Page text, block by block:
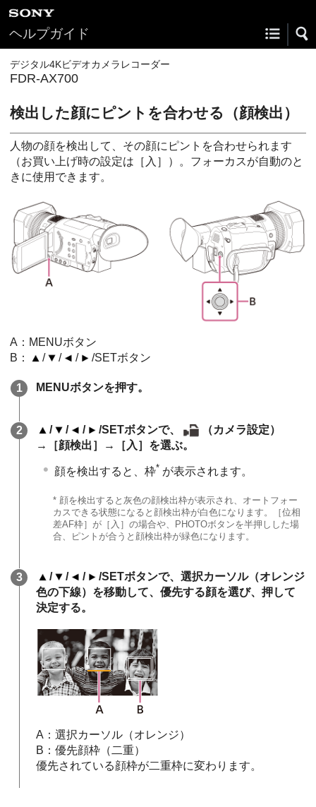
ヘルプガイド
デジタル4Kビデオカメラレコーダー
FDR-AX700
検出した顔にピントを合わせる（顔検出）
人物の顔を検出して、その顔にピントを合わせられます
（お買い上げ時の設定は［入］）。フォーカスが自動のと
きに使用できます。
A：MENUボタン
B：
/ / / /SETボタン
MENUボタンを押す。
/ / / /SETボタンで、
（カメラ設定）
→［顔検出］→［入］を選ぶ。
顔を検出すると、枠* が表示されます。
* 顔を検出すると灰色の顔検出枠が表示され、オートフォー
カスできる状態になると顔検出枠が白色になります。［位相
差AF枠］が［入］の場合や、PHOTOボタンを半押しした場
合、ピントが合うと顔検出枠が緑色になります。
/ / /
/SETボタンで、選択カーソル（オレンジ
色の下線）を移動して、優先する顔を選び、押して
決定する。
A：選択カーソル（オレンジ）
B：優先顔枠（二重）
優先されている顔枠が二重枠に変わります。